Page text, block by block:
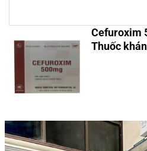
Cefuroxim
Thuốc